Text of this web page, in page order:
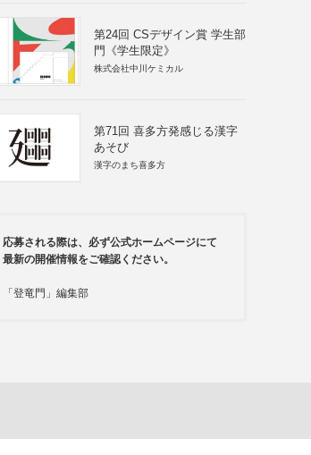
第24回 CSデザイン賞 学生部
門《学生限定》
株式会社中川ケミカル
第71回 喜多方発感じる漢字
あそび
漢字のまち喜多方
応募される際は、必ず公式ホームページにて
最新の開催情報をご確認ください。
「登竜門」編集部